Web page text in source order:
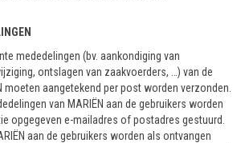
mededelingen (bv. aankondiging van
ontslagen van zaakvoerders, …) van de
moeten aangetekend per post worden verzonden.
van MARIËN aan de gebruikers worden
opgegeven e-mailadres of postadres gestuurd.
aan de gebruikers worden als ontvangen